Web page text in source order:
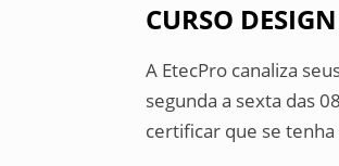
CURSO
A EtecPro canaliza
segunda a sexta das
certificar que se